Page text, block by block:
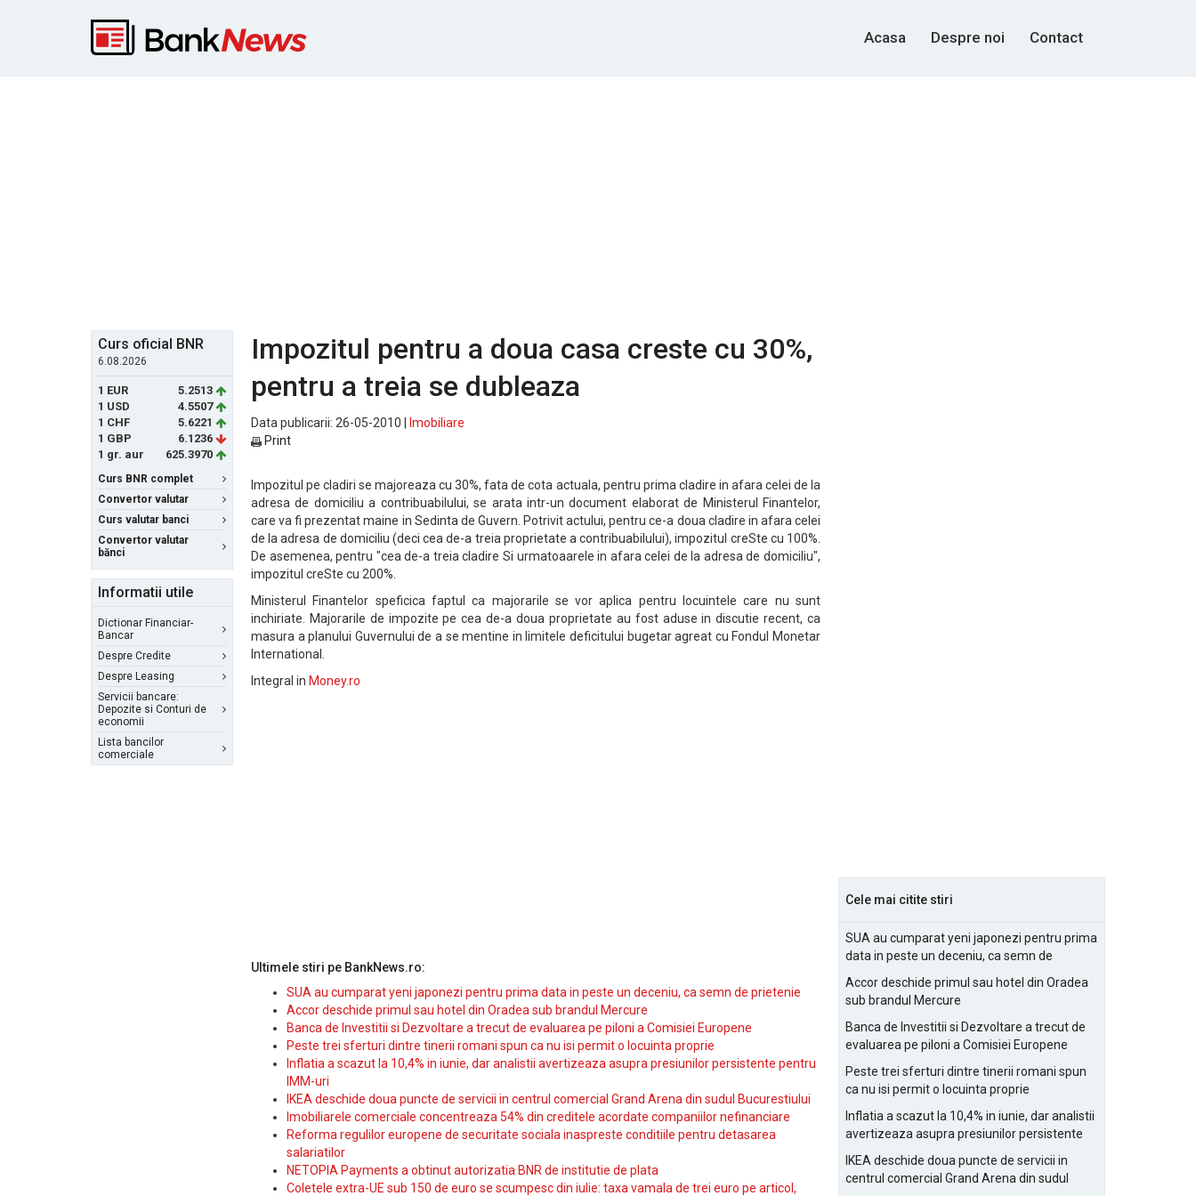
Acasa Despre noi Contact
Curs oficial BNR
6.08.2026
1 EUR
5.2513
1 USD
4.5507
1 CHF
5.6221
1 GBP
6.1236
1 gr. aur
625.3970
Curs BNR complet
Convertor valutar
Curs valutar banci
Convertor valutar
bănci
Informatii utile
Dictionar Financiar-
Bancar
Despre Credite
Despre Leasing
Servicii bancare:
Depozite si Conturi de
economii
Lista bancilor
comerciale
Impozitul pentru a doua casa creste cu 30%,
pentru a treia se dubleaza
Data publicarii: 26-05-2010 |
Imobiliare
Print
Impozitul pe cladiri se majoreaza cu 30%, fata de cota actuala, pentru prima cladire in afara celei de la
adresa de domiciliu a contribuabilului, se arata intr-un document elaborat de Ministerul Finantelor,
care va fi prezentat maine in Sedinta de Guvern. Potrivit actului, pentru ce-a doua cladire in afara celei
de la adresa de domiciliu (deci cea de-a treia proprietate a contribuabilului), impozitul creSte cu 100%.
De asemenea, pentru "cea de-a treia cladire Si urmatoaarele in afara celei de la adresa de domiciliu",
impozitul creSte cu 200%.
Ministerul Finantelor speficica faptul ca majorarile se vor aplica pentru locuintele care nu sunt
inchiriate. Majorarile de impozite pe cea de-a doua proprietate au fost aduse in discutie recent, ca
masura a planului Guvernului de a se mentine in limitele deficitului bugetar agreat cu Fondul Monetar
International.
Integral in Money.ro
Ultimele stiri pe BankNews.ro:
SUA au cumparat yeni japonezi pentru prima data in peste un deceniu, ca semn de prietenie
Accor deschide primul sau hotel din Oradea sub brandul Mercure
Banca de Investitii si Dezvoltare a trecut de evaluarea pe piloni a Comisiei Europene
Peste trei sferturi dintre tinerii romani spun ca nu isi permit o locuinta proprie
Inflatia a scazut la 10,4% in iunie, dar analistii avertizeaza asupra presiunilor persistente pentru
IMM-uri
IKEA deschide doua puncte de servicii in centrul comercial Grand Arena din sudul Bucurestiului
Imobiliarele comerciale concentreaza 54% din creditele acordate companiilor nefinanciare
Reforma regulilor europene de securitate sociala inaspreste conditiile pentru detasarea
salariatilor
NETOPIA Payments a obtinut autorizatia BNR de institutie de plata
Coletele extra-UE sub 150 de euro se scumpesc din iulie: taxa vamala de trei euro pe articol,
Cele mai citite stiri
SUA au cumparat yeni japonezi pentru prima
data in peste un deceniu, ca semn de
Accor deschide primul sau hotel din Oradea
sub brandul Mercure
Banca de Investitii si Dezvoltare a trecut de
evaluarea pe piloni a Comisiei Europene
Peste trei sferturi dintre tinerii romani spun
ca nu isi permit o locuinta proprie
Inflatia a scazut la 10,4% in iunie, dar analistii
avertizeaza asupra presiunilor persistente
IKEA deschide doua puncte de servicii in
centrul comercial Grand Arena din sudul